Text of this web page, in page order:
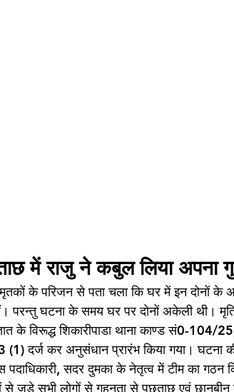
में राजु ने कबुल लिया अपना
के परिजन से पता चला कि घर में इन दोनों के
परन्तु घटना के समय घर पर दोनों अकेली थी।
के विरूद्ध शिकारीपाडा थाना काण्ड सं0-
(1) दर्ज कर अनुसंधान प्रारंभ किया गया। घटना
सदर दुमका के नेतृत्व में टीम का गठन
से जुड़े सभी लोगों से गहनता से पूछताछ एवं